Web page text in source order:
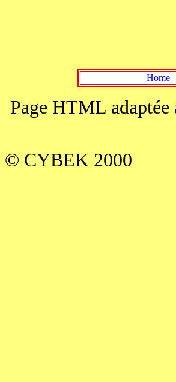
Home
Page HTML
© CYBEK 2000